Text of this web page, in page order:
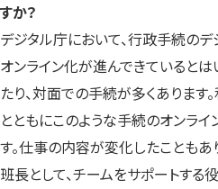
すか？
デジタル庁において、行政手続のデ
オンライン化が進んできていると
たり、対面での手続が多くあります
とともにこのような手続のオンラ
す。仕事の内容が変化したことも
班長として、チームをサポートする